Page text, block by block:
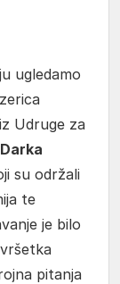
ugledamo
Udruge za
su održali
te
je bilo
pitanja